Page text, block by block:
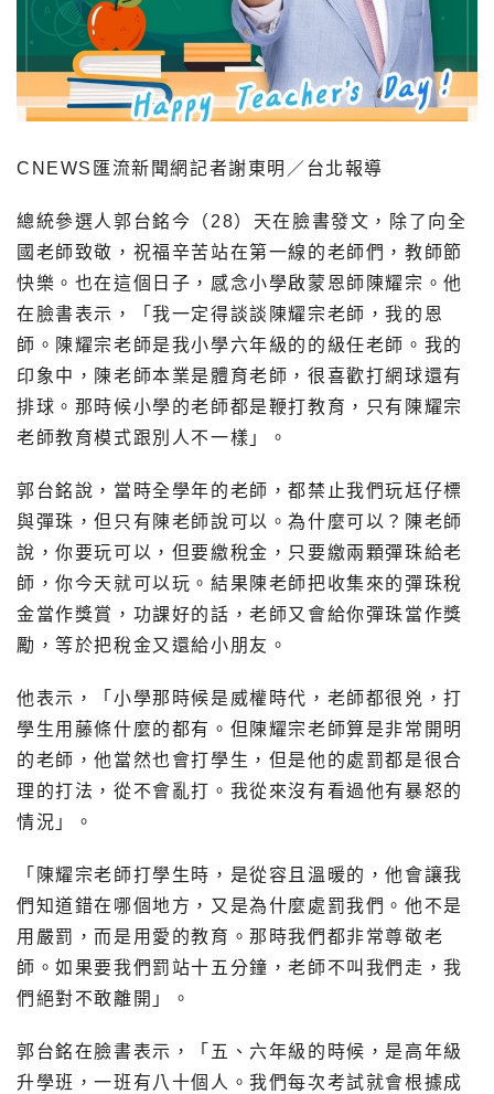
CNEWS匯流新聞網記者謝東明／台北報導
總統參選人郭台銘今（28）天在臉書發文，除了向全
國老師致敬，祝福辛苦站在第一線的老師們，教師節
快樂。也在這個日子，感念小學啟蒙恩師陳耀宗。他
在臉書表示，「我一定得談談陳耀宗老師，我的恩
師。陳耀宗老師是我小學六年級的的級任老師。我的
印象中，陳老師本業是體育老師，很喜歡打網球還有
排球。那時候小學的老師都是鞭打教育，只有陳耀宗
老師教育模式跟別人不一樣」。
郭台銘說，當時全學年的老師，都禁止我們玩尪仔標
與彈珠，但只有陳老師說可以。為什麼可以？陳老師
說，你要玩可以，但要繳稅金，只要繳兩顆彈珠給老
師，你今天就可以玩。結果陳老師把收集來的彈珠稅
金當作獎賞，功課好的話，老師又會給你彈珠當作獎
勵，等於把稅金又還給小朋友。
他表示，「小學那時候是威權時代，老師都很兇，打
學生用藤條什麼的都有。但陳耀宗老師算是非常開明
的老師，他當然也會打學生，但是他的處罰都是很合
理的打法，從不會亂打。我從來沒有看過他有暴怒的
情況」。
「陳耀宗老師打學生時，是從容且溫暖的，他會讓我
們知道錯在哪個地方，又是為什麼處罰我們。他不是
用嚴罰，而是用愛的教育。那時我們都非常尊敬老
師。如果要我們罰站十五分鐘，老師不叫我們走，我
們絕對不敢離開」。
郭台銘在臉書表示，「五、六年級的時候，是高年級
升學班，一班有八十個人。我們每次考試就會根據成